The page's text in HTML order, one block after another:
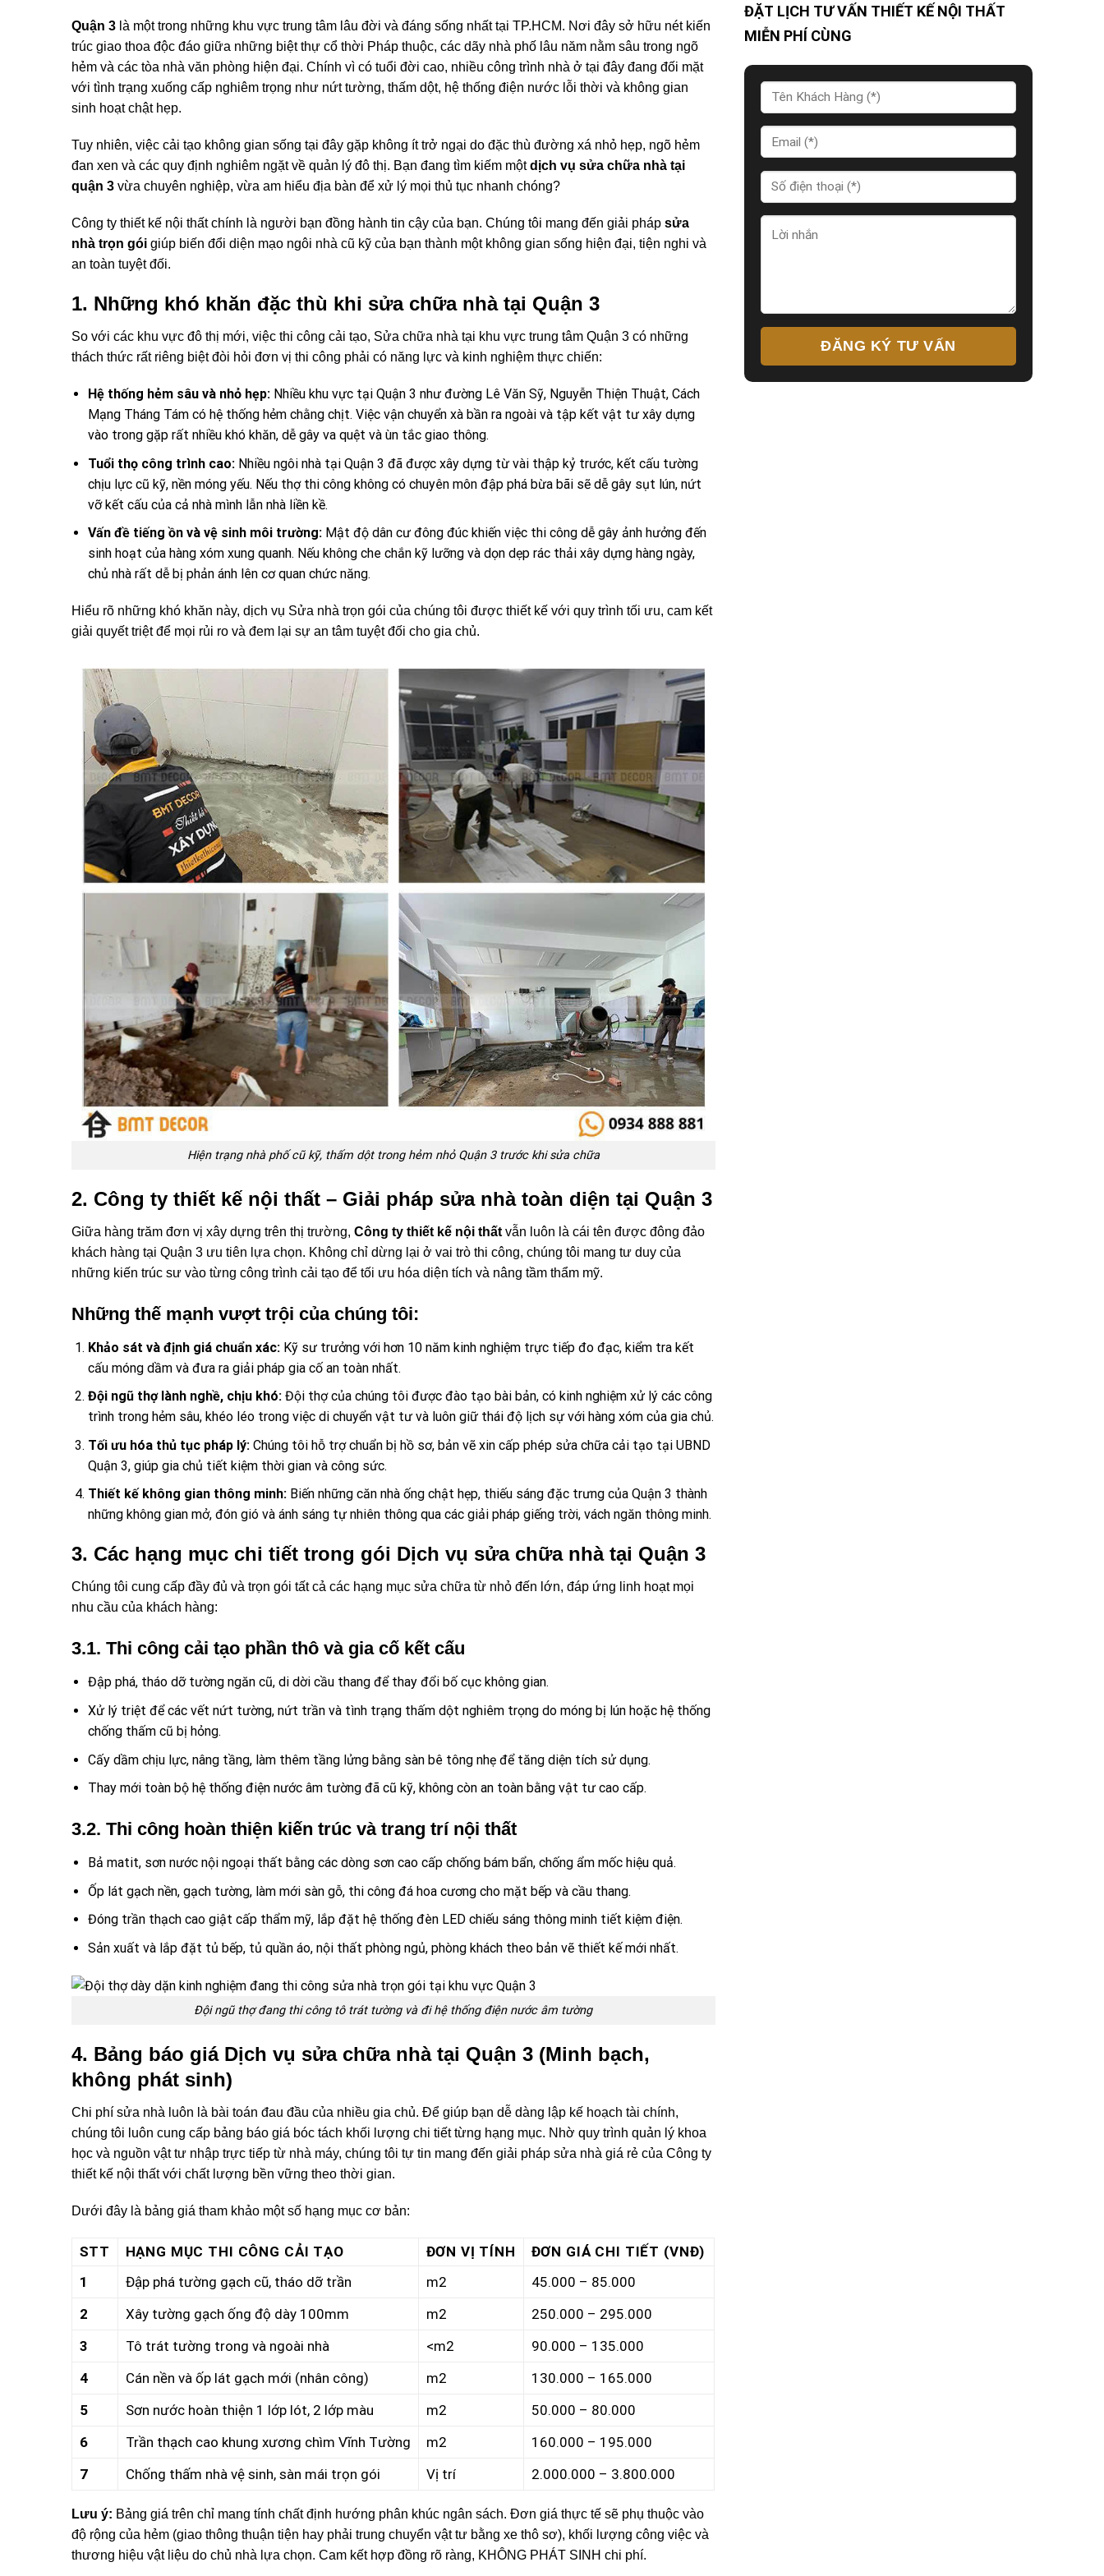
Quận 3 là một trong những khu vực trung tâm lâu đời và đáng sống nhất tại TP.HCM. Nơi đây sở hữu nét kiến
trúc giao thoa độc đáo giữa những biệt thự cổ thời Pháp thuộc, các dãy nhà phố lâu năm nằm sâu trong ngõ
hẻm và các tòa nhà văn phòng hiện đại. Chính vì có tuổi đời cao, nhiều công trình nhà ở tại đây đang đối mặt
với tình trạng xuống cấp nghiêm trọng như nứt tường, thấm dột, hệ thống điện nước lỗi thời và không gian
sinh hoạt chật hẹp.
Tuy nhiên, việc cải tạo không gian sống tại đây gặp không ít trở ngại do đặc thù đường xá nhỏ hẹp, ngõ hẻm
đan xen và các quy định nghiêm ngặt về quản lý đô thị. Bạn đang tìm kiếm mộtdịch vụ sửa chữa nhà tại
quận 3 vừa chuyên nghiệp, vừa am hiểu địa bàn để xử lý mọi thủ tục nhanh chóng?
Công ty thiết kế nội thất chính là người bạn đồng hành tin cậy của bạn. Chúng tôi mang đến giải pháp sửa
nhà trọn gói giúp biến đổi diện mạo ngôi nhà cũ kỹ của bạn thành một không gian sống hiện đại, tiện nghi và
an toàn tuyệt đối.
1. Những khó khăn đặc thù khi sửa chữa nhà tại Quận 3
So với các khu vực đô thị mới, việc thi công cải tạo, Sửa chữa nhà tại khu vực trung tâm Quận 3 có những
thách thức rất riêng biệt đòi hỏi đơn vị thi công phải có năng lực và kinh nghiệm thực chiến:
Hệ thống hẻm sâu và nhỏ hẹp: Nhiều khu vực tại Quận 3 như đường Lê Văn Sỹ, Nguyễn Thiện Thuật, Cách
Mạng Tháng Tám có hệ thống hẻm chằng chịt. Việc vận chuyển xà bần ra ngoài và tập kết vật tư xây dựng
vào trong gặp rất nhiều khó khăn, dễ gây va quệt và ùn tắc giao thông.
Tuổi thọ công trình cao: Nhiều ngôi nhà tại Quận 3 đã được xây dựng từ vài thập kỷ trước, kết cấu tường
chịu lực cũ kỹ, nền móng yếu. Nếu thợ thi công không có chuyên môn đập phá bừa bãi sẽ dễ gây sụt lún, nứt
vỡ kết cấu của cả nhà mình lẫn nhà liền kề.
Vấn đề tiếng ồn và vệ sinh môi trường: Mật độ dân cư đông đúc khiến việc thi công dễ gây ảnh hưởng đến
sinh hoạt của hàng xóm xung quanh. Nếu không che chắn kỹ lưỡng và dọn dẹp rác thải xây dựng hàng ngày,
chủ nhà rất dễ bị phản ánh lên cơ quan chức năng.
Hiểu rõ những khó khăn này, dịch vụ Sửa nhà trọn gói của chúng tôi được thiết kế với quy trình tối ưu, cam kết
giải quyết triệt để mọi rủi ro và đem lại sự an tâm tuyệt đối cho gia chủ.
Hiện trạng nhà phố cũ kỹ, thấm dột trong hẻm nhỏ Quận 3 trước khi sửa chữa
2. Công ty thiết kế nội thất – Giải pháp sửa nhà toàn diện tại Quận 3
Giữa hàng trăm đơn vị xây dựng trên thị trường, Công ty thiết kế nội thất vẫn luôn là cái tên được đông đảo
khách hàng tại Quận 3 ưu tiên lựa chọn. Không chỉ dừng lại ở vai trò thi công, chúng tôi mang tư duy của
những kiến trúc sư vào từng công trình cải tạo để tối ưu hóa diện tích và nâng tầm thẩm mỹ.
Những thế mạnh vượt trội của chúng tôi:
Khảo sát và định giá chuẩn xác: Kỹ sư trưởng với hơn 10 năm kinh nghiệm trực tiếp đo đạc, kiểm tra kết
cấu móng dầm và đưa ra giải pháp gia cố an toàn nhất.
Đội ngũ thợ lành nghề, chịu khó: Đội thợ của chúng tôi được đào tạo bài bản, có kinh nghiệm xử lý các công
trình trong hẻm sâu, khéo léo trong việc di chuyển vật tư và luôn giữ thái độ lịch sự với hàng xóm của gia chủ.
Tối ưu hóa thủ tục pháp lý: Chúng tôi hỗ trợ chuẩn bị hồ sơ, bản vẽ xin cấp phép sửa chữa cải tạo tại UBND
Quận 3, giúp gia chủ tiết kiệm thời gian và công sức.
Thiết kế không gian thông minh: Biến những căn nhà ống chật hẹp, thiếu sáng đặc trưng của Quận 3 thành
những không gian mở, đón gió và ánh sáng tự nhiên thông qua các giải pháp giếng trời, vách ngăn thông minh.
3. Các hạng mục chi tiết trong gói Dịch vụ sửa chữa nhà tại Quận 3
Chúng tôi cung cấp đầy đủ và trọn gói tất cả các hạng mục sửa chữa từ nhỏ đến lớn, đáp ứng linh hoạt mọi
nhu cầu của khách hàng:
3.1. Thi công cải tạo phần thô và gia cố kết cấu
Đập phá, tháo dỡ tường ngăn cũ, di dời cầu thang để thay đổi bố cục không gian.
Xử lý triệt để các vết nứt tường, nứt trần và tình trạng thấm dột nghiêm trọng do móng bị lún hoặc hệ thống
chống thấm cũ bị hỏng.
Cấy dầm chịu lực, nâng tầng, làm thêm tầng lửng bằng sàn bê tông nhẹ để tăng diện tích sử dụng.
Thay mới toàn bộ hệ thống điện nước âm tường đã cũ kỹ, không còn an toàn bằng vật tư cao cấp.
3.2. Thi công hoàn thiện kiến trúc và trang trí nội thất
Bả matit, sơn nước nội ngoại thất bằng các dòng sơn cao cấp chống bám bẩn, chống ẩm mốc hiệu quả.
Ốp lát gạch nền, gạch tường, làm mới sàn gỗ, thi công đá hoa cương cho mặt bếp và cầu thang.
Đóng trần thạch cao giật cấp thẩm mỹ, lắp đặt hệ thống đèn LED chiếu sáng thông minh tiết kiệm điện.
Sản xuất và lắp đặt tủ bếp, tủ quần áo, nội thất phòng ngủ, phòng khách theo bản vẽ thiết kế mới nhất.
Đội ngũ thợ đang thi công tô trát tường và đi hệ thống điện nước âm tường
4. Bảng báo giá Dịch vụ sửa chữa nhà tại Quận 3 (Minh bạch,
không phát sinh)
Chi phí sửa nhà luôn là bài toán đau đầu của nhiều gia chủ. Để giúp bạn dễ dàng lập kế hoạch tài chính,
chúng tôi luôn cung cấp bảng báo giá bóc tách khối lượng chi tiết từng hạng mục. Nhờ quy trình quản lý khoa
học và nguồn vật tư nhập trực tiếp từ nhà máy, chúng tôi tự tin mang đến giải pháp sửa nhà giá rẻ của Công ty
thiết kế nội thấtvới chất lượng bền vững theo thời gian.
Dưới đây là bảng giá tham khảo một số hạng mục cơ bản:
STT HẠNG MỤC THI CÔNG CẢI TẠO ĐƠN VỊ TÍNH
ĐƠN GIÁ CHI TIẾT (VNĐ)
1
Đập phá tường gạch cũ, tháo dỡ trần m2
45.000 – 85.000
2
Xây tường gạch ống độ dày 100mm m2
250.000 – 295.000
3
Tô trát tường trong và ngoài nhà <m2
90.000 – 135.000
4
Cán nền và ốp lát gạch mới (nhân công) m2
130.000 – 165.000
5
Sơn nước hoàn thiện 1 lớp lót, 2 lớp màu m2
50.000 – 80.000
6
Trần thạch cao khung xương chìm Vĩnh Tường m2
160.000 – 195.000
7
Chống thấm nhà vệ sinh, sàn mái trọn gói Vị trí 2.000.000 – 3.800.000
Lưu ý: Bảng giá trên chỉ mang tính chất định hướng phân khúc ngân sách. Đơn giá thực tế sẽ phụ thuộc vào
độ rộng của hẻm (giao thông thuận tiện hay phải trung chuyển vật tư bằng xe thô sơ), khối lượng công việc và
thương hiệu vật liệu do chủ nhà lựa chọn. Cam kết hợp đồng rõ ràng, KHÔNG PHÁT SINH chi phí.
ĐẶT LỊCH TƯ VẤN THIẾT KẾ NỘI THẤT
MIỄN PHÍ CÙNG
ĐĂNG KÝ TƯ VẤN